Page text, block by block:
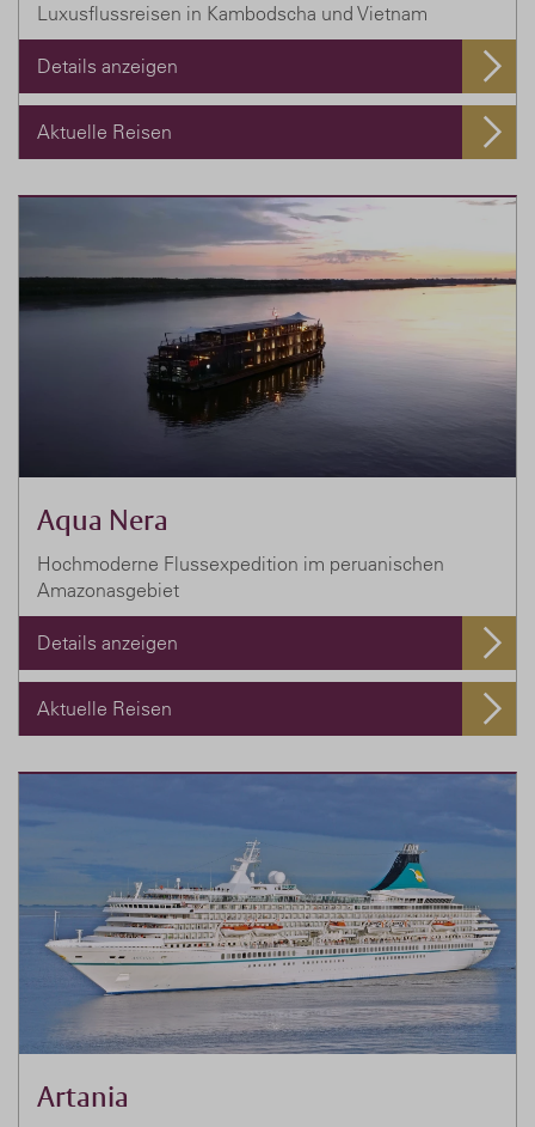
Luxusflussreisen in Kambodscha und Vietnam
Details anzeigen
Aktuelle Reisen
Aqua Nera
Hochmoderne Flussexpedition im peruanischen
Amazonasgebiet
Details anzeigen
Aktuelle Reisen
Artania